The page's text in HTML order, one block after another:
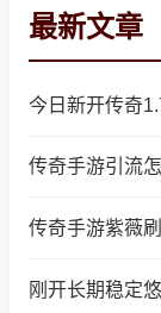
最新文章
今日新开传奇
传奇手游引流
传奇手游紫薇
刚开长期稳定